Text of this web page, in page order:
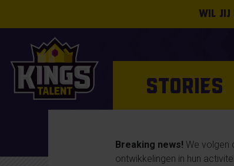
Wil jij
STORIES
Breaking news! We volgen
ontwikkelingen in hun